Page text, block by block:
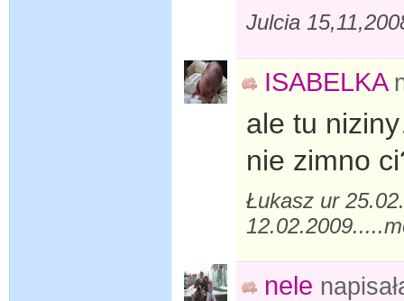
Julcia
ISABELKA
ale tu
nie zimno
Łukasz ur
nele